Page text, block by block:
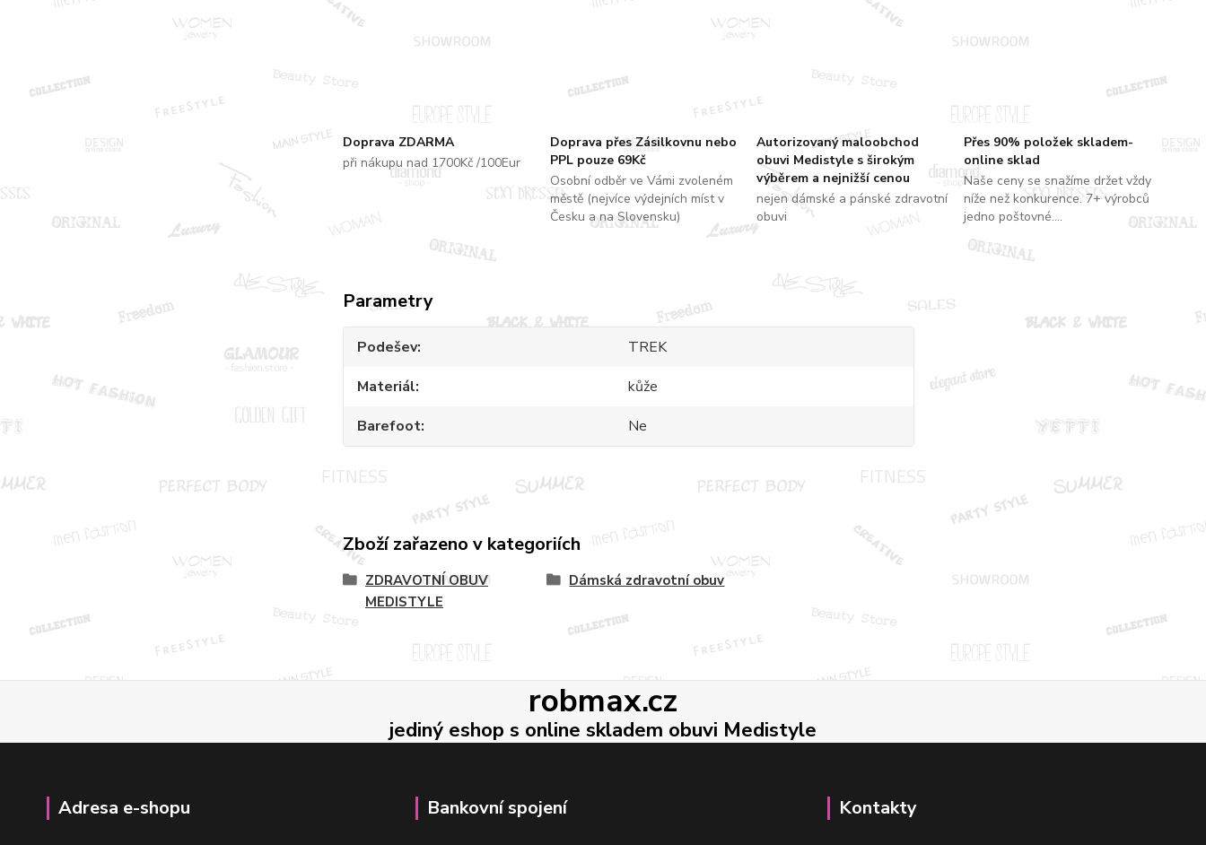
Doprava ZDARMA
při nákupu nad 1700Kč /100Eur
Doprava přes Zásilkovnu nebo
PPL pouze 69Kč
Osobní odběr ve Vámi zvoleném
městě (nejvíce výdejních míst v
Česku a na Slovensku)
Autorizovaný maloobchod
obuvi Medistyle s širokým
výběrem a nejnižší cenou
nejen dámské a pánské zdravotní
obuvi
Přes 90% položek skladem-
online sklad
Naše ceny se snažíme držet vždy
níže než konkurence. 7+ výrobců
jedno poštovné....
Parametry
Podešev
TREK
Materiál
kůže
Barefoot
Ne
Zboží zařazeno v kategoriích
ZDRAVOTNÍ OBUV
MEDISTYLE
Dámská zdravotní obuv
robmax.cz
jediný eshop s online skladem obuvi Medistyle
Adresa e-shopu Bankovní spojení Kontakty